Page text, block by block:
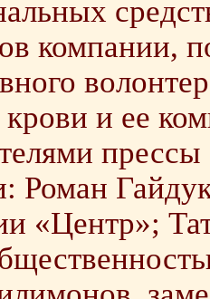
компании,
крови и ее
Роман
«Центр»;